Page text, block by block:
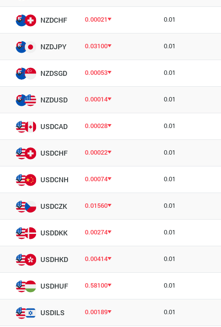
NZDCHF 0.00021 0.01
NZDJPY 0.03100 0.01
NZDSGD 0.00053 0.01
NZDUSD 0.00014 0.01
USDCAD 0.00028 0.01
USDCHF 0.00022 0.01
USDCNH 0.00074 0.01
USDCZK 0.01560 0.01
USDDKK 0.00274 0.01
USDHKD 0.00414 0.01
USDHUF 0.58100 0.01
USDILS 0.00189 0.01